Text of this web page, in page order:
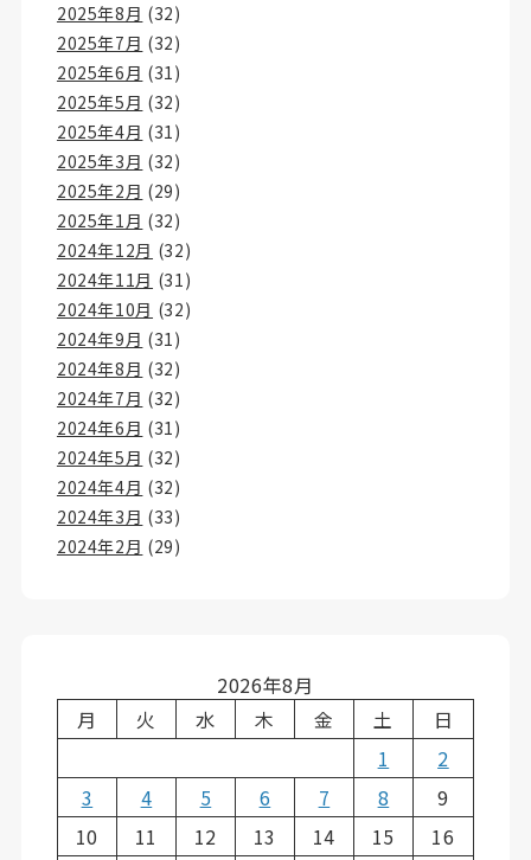
2025年8月 (32)
2025年7月 (32)
2025年6月 (31)
2025年5月 (32)
2025年4月 (31)
2025年3月 (32)
2025年2月 (29)
2025年1月 (32)
2024年12月 (32)
2024年11月 (31)
2024年10月 (32)
2024年9月 (31)
2024年8月 (32)
2024年7月 (32)
2024年6月 (31)
2024年5月 (32)
2024年4月 (32)
2024年3月 (33)
2024年2月 (29)
2026年8月
月
火 水 木 金 土
日
1
2
3
4 5 6 7 8
9
10
11 12 13 14 15
16